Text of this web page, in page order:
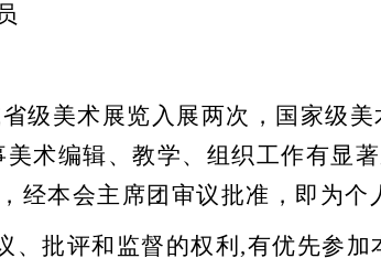
员
省级美术展览入展两次，国家级美
美术编辑、教学、组织工作有显
经本会主席团审议批准，即为个
、批评和监督的权利,有优先参加